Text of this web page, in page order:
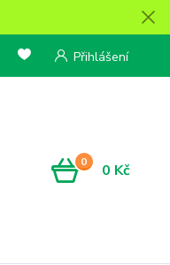
Přihlášení
0 0 Kč